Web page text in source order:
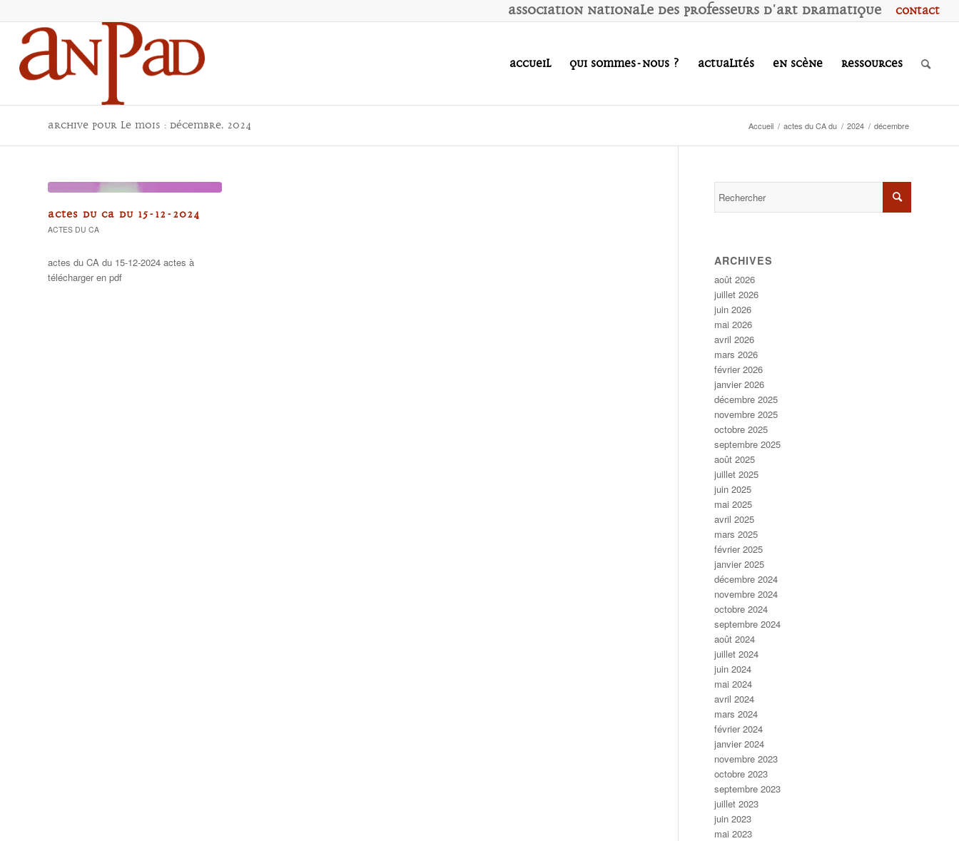
Contact
Association Nationale des Professeurs d'Art Dramatique
Accueil Qui sommes-nous ? Actualités En scène Ressources
Archive pour le mois : décembre, 2024 Accueil / actes du CA du / 2024 / décembre
ACTES DU CA DU 15-12-2024
ACTES DU CA
actes du CA du 15-12-2024 actes à
télécharger en pdf
ARCHIVES
août 2026
juillet 2026
juin 2026
mai 2026
avril 2026
mars 2026
février 2026
janvier 2026
décembre 2025
novembre 2025
octobre 2025
septembre 2025
août 2025
juillet 2025
juin 2025
mai 2025
avril 2025
mars 2025
février 2025
janvier 2025
décembre 2024
novembre 2024
octobre 2024
septembre 2024
août 2024
juillet 2024
juin 2024
mai 2024
avril 2024
mars 2024
février 2024
janvier 2024
novembre 2023
octobre 2023
septembre 2023
juillet 2023
juin 2023
mai 2023